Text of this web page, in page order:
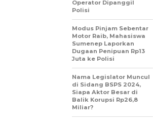
Operator Dipanggil
Polisi
Modus Pinjam Sebentar
Motor Raib, Mahasiswa
Sumenep Laporkan
Dugaan Penipuan Rp13
Juta ke Polisi
Nama Legislator Muncul
di Sidang BSPS 2024,
Siapa Aktor Besar di
Balik Korupsi Rp26,8
Miliar?